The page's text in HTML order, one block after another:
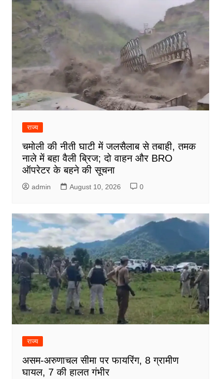
राज्य
चमोली की नीती घाटी में जलसैलाब से तबाही, तमक
नाले में बहा वैली ब्रिज; दो वाहन और BRO
ऑपरेटर के बहने की सूचना
admin August 10, 2026 0
राज्य
असम-अरुणाचल सीमा पर फायरिंग, 8 ग्रामीण
घायल, 7 की हालत गंभीर